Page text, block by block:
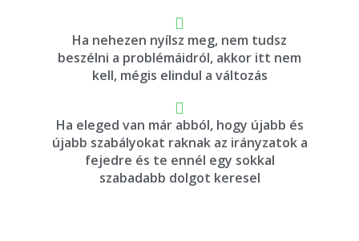
Ha nehezen nyílsz meg, nem tudsz
beszélni a problémáidról, akkor itt nem
kell, mégis elindul a változás
Ha eleged van már abból, hogy újabb és
újabb szabályokat raknak az irányzatok a
fejedre és te ennél egy sokkal
szabadabb dolgot keresel